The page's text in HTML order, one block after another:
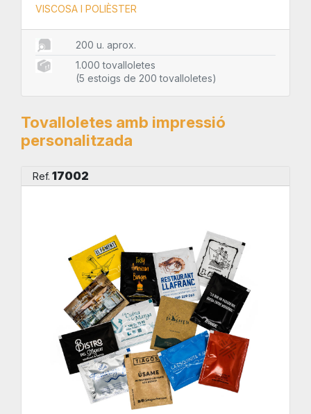
VISCOSA I POLIÈSTER
200 u. aprox.
1.000 tovalloletes
(5 estoigs de 200 tovalloletes)
Tovalloletes amb impressió
personalitzada
Ref. 17002